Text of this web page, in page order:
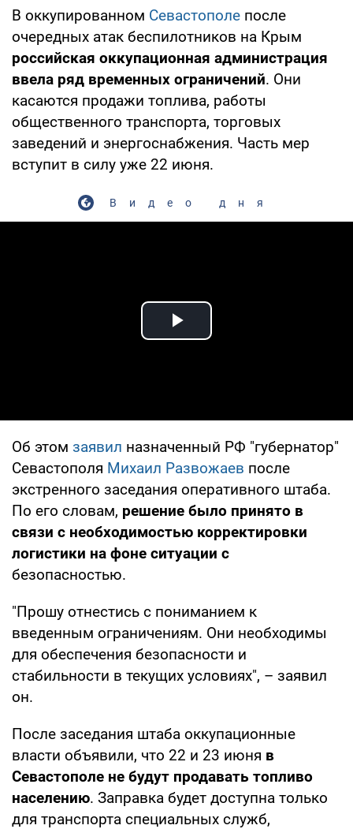
В оккупированном Севастополе после
очередных атак беспилотников на Крым
российская оккупационная администрация
ввела ряд временных ограничений. Они
касаются продажи топлива, работы
общественного транспорта, торговых
заведений и энергоснабжения. Часть мер
вступит в силу уже 22 июня.
Видео дня
Play Video
Об этом заявил назначенный РФ "губернатор"
Севастополя Михаил Развожаев после
экстренного заседания оперативного штаба.
По его словам, решение было принято в
связи с необходимостью корректировки
логистики на фоне ситуации с
безопасностью.
"Прошу отнестись с пониманием к
введенным ограничениям. Они необходимы
для обеспечения безопасности и
стабильности в текущих условиях", – заявил
он.
После заседания штаба оккупационные
власти объявили, что 22 и 23 июня в
Севастополе не будут продавать топливо
населению. Заправка будет доступна только
для транспорта специальных служб,